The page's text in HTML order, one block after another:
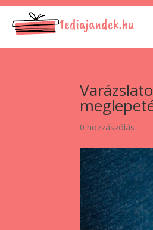
0 hozzászólás